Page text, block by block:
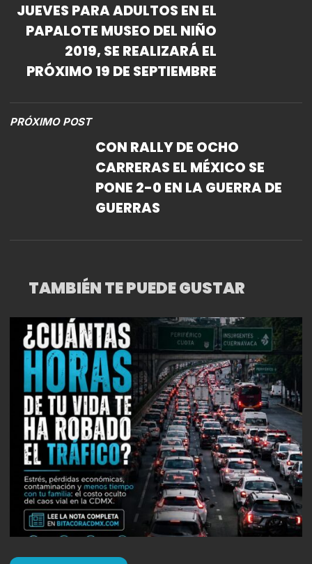
JUEVES PARA ADULTOS EN EL
PAPALOTE MUSEO DEL NIÑO
2019, SE REALIZARÁ EL
PRÓXIMO 19 DE SEPTIEMBRE
PRÓXIMO POST
CON RALLY DE OCHO
CARRERAS EL MÉXICO SE
PONE 2-0 EN LA GUERRA DE
GUERRAS
TAMBIÉN TE PUEDE GUSTAR